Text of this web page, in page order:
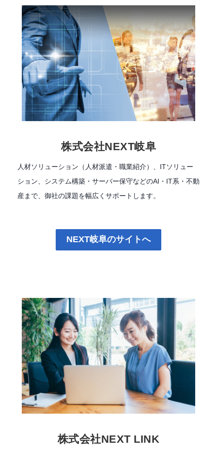
株式会社NEXT岐阜
人材ソリューション（人材派遣・職業紹介）、ITソリュー
ション、システム構築・サーバー保守などのAI・IT系・不動
産まで、御社の課題を幅広くサポートします。
NEXT岐阜のサイトへ
株式会社NEXT LINK